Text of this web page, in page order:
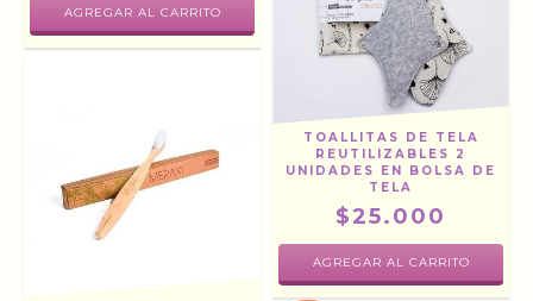
TOALLITAS DE TELA
REUTILIZABLES 2
UNIDADES EN BOLSA DE
TELA
$25.000